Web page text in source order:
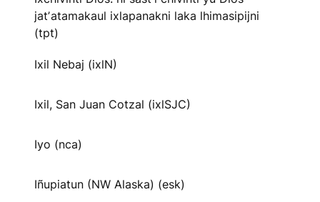
jatʼatamakaul ixlapanakni laka lhimasipijni
(tpt)
Ixil Nebaj (ixlN)
Ixil, San Juan Cotzal (ixlSJC)
Iyo (nca)
Iñupiatun (NW Alaska) (esk)